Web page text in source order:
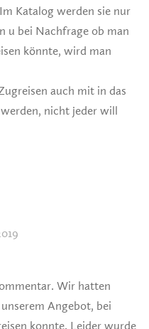
Katalog werden sie nur
u bei Nachfrage ob man
könnte, wird man
auch mit in das
nicht jeder will
Wir hatten
Angebot, bei
konnte. Leider wurde